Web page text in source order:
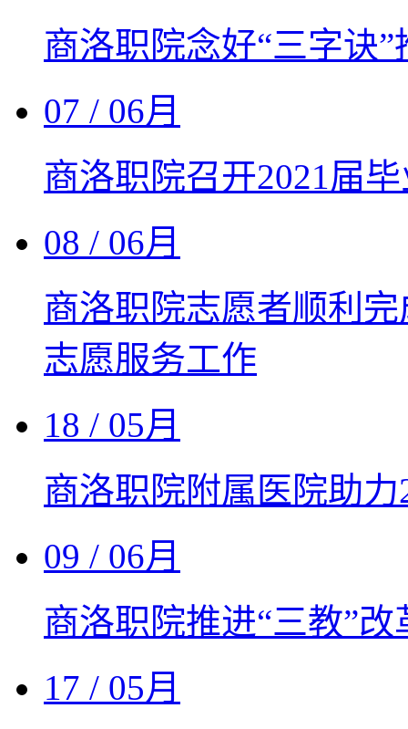
商洛职院念好“三字诀
07 / 06月
商洛职院召开2021届
08 / 06月
商洛职院志愿者顺利
志愿服务工作
18 / 05月
商洛职院附属医院助
09 / 06月
商洛职院推进“三教”
17 / 05月